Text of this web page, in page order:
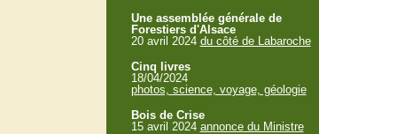
Une assemblée générale de
Forestiers d'Alsace
20 avril 2024 du côté de Labaroche
Cinq livres
18/04/2024
photos, science, voyage, géologie
Bois de Crise
15 avril 2024 annonce du Ministre